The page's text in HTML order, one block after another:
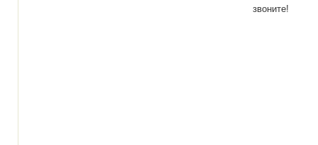
звоните!